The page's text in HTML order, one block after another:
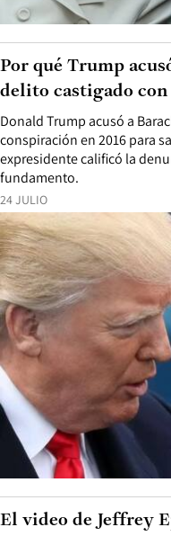
24 JULIO
Donald Trump acusó a
conspiración en 2016 para
expresidente calificó la
fundamento.
Por qué Trump
delito castigado
El video de Jeffrey